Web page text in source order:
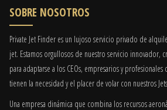
SOBRE NOSOTROS
Private Jet Finder es un lujoso servicio privado de
jet. Estamos orgullosos de nuestro servicio innovador,
para adaptarse a los CEOs, empresarios y profesionales
tienen la necesidad y el placer de volar con nuestros
Una empresa dinámica que combina los recursos